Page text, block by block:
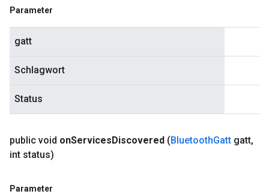
Parameter
gatt
Schlagwort
Status
public void onServicesDiscovered (BluetoothGatt gatt,
int status)
Parameter